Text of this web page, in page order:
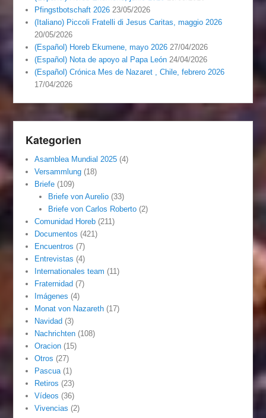
Pfingstbotschaft 2026 23/05/2026
(Italiano) Piccoli Fratelli di Jesus Caritas, maggio 2026
20/05/2026
(Español) Horeb Ekumene, mayo 2026 27/04/2026
(Español) Nota de apoyo al Papa León 24/04/2026
(Español) Crónica Mes de Nazaret , Chile, febrero 2026
17/04/2026
Kategorien
Asamblea Mundial 2025 (4)
Versammlung (18)
Briefe (109)
Briefe von Aurelio(33)
Briefe von Carlos Roberto(2)
Comunidad Horeb (211)
Documentos (421)
Encuentros (7)
Entrevistas (4)
Internationales team (11)
Fraternidad (7)
Imágenes (4)
Monat von Nazareth (17)
Navidad (3)
Nachrichten (108)
Oracion (15)
Otros (27)
Pascua (1)
Retiros (23)
Vídeos (36)
Vivencias (2)